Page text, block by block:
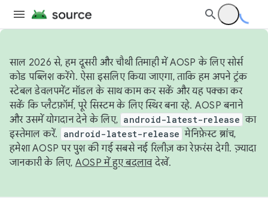
साल 2026 से, हम दूसरी और चौथी तिमाही में AOSP के लिए सोर्स
कोड पब्लिश करेंगे. ऐसा इसलिए किया जाएगा, ताकि हम अपने ट्रंक
स्टेबल डेवलपमेंट मॉडल के साथ काम कर सकें और यह पक्का कर
सकें कि प्लैटफ़ॉर्म, पूरे सिस्टम के लिए स्थिर बना रहे. AOSP बनाने
और उसमें योगदान देने के लिए, android-latest-release का
इस्तेमाल करें.
android-latest-release मेनिफ़ेस्ट ब्रांच,
हमेशा AOSP पर पुश की गई सबसे नई रिलीज़ का रेफ़रंस देगी. ज़्यादा
जानकारी के लिए, AOSP में हुए बदलावदेखें.